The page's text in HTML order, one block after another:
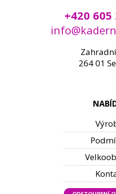
+420 605
264 01